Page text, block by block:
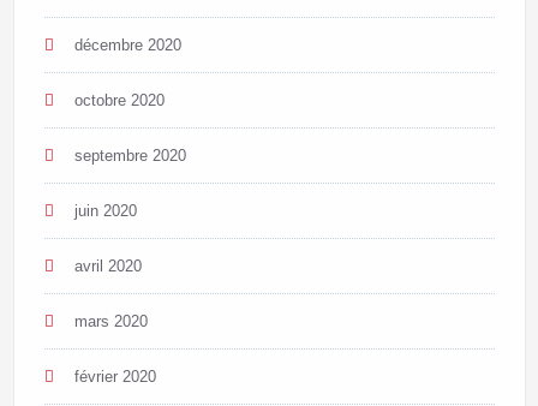
décembre 2020
octobre 2020
septembre 2020
juin 2020
avril 2020
mars 2020
février 2020